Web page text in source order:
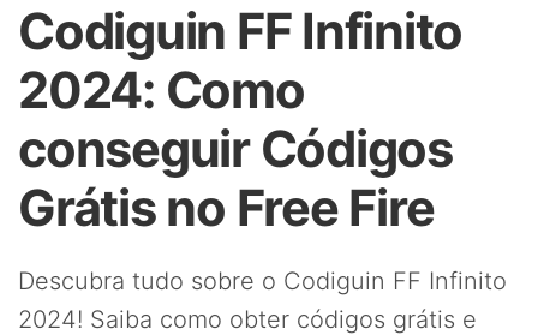
Codiguin FF Infinito
2024: Como
conseguir Códigos
Grátis no Free Fire
Descubra tudo sobre o Codiguin FF Infinito
2024! Saiba como obter códigos grátis e